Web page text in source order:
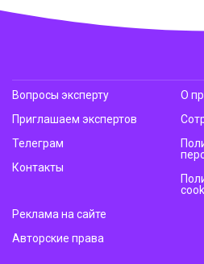
Вопросы эксперту
Приглашаем экспертов
Телеграм
Контакты
О
Реклама на сайте
Авторские права